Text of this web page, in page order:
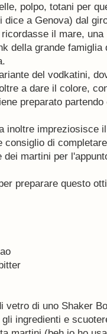
polpo, totani per
dice a Genova) dal
il mare,
della grande
del vodkatini,
a dare il colore,
preparato
inoltre impreziosisce
consiglio di
dei martini per
preparare questo
vetro di uno Shaker
ingredienti e